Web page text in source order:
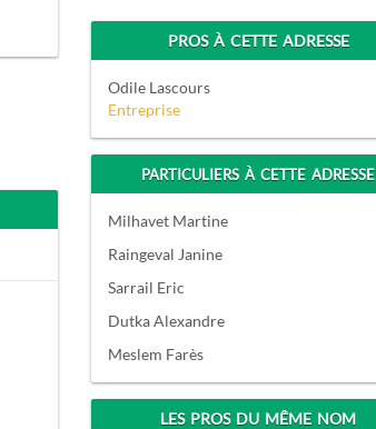
PROS À CETTE ADRESSE
Odile Lascours
Entreprise
PARTICULIERS À CETTE ADRESSE
Milhavet Martine
Raingeval Janine
Sarrail Eric
Dutka Alexandre
Meslem Farès
LES PROS DU MÊME NOM